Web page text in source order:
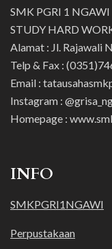
SMK PGRI 1 NGAWI
STUDY HARD
Alamat : Jl. Rajawali
Telp & Fax :
Email :
Instagram :
Homepage :
INFO
SMKPGRI1NGAWI
Perpustakaan